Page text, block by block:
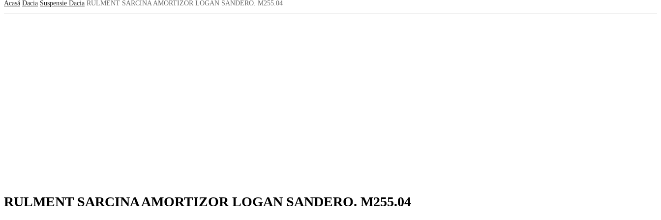
Acasă Dacia Suspensie Dacia RULMENT SARCINA AMORTIZOR LOGAN SANDERO. M255.04
RULMENT SARCINA AMORTIZOR LOGAN SANDERO. M255.04